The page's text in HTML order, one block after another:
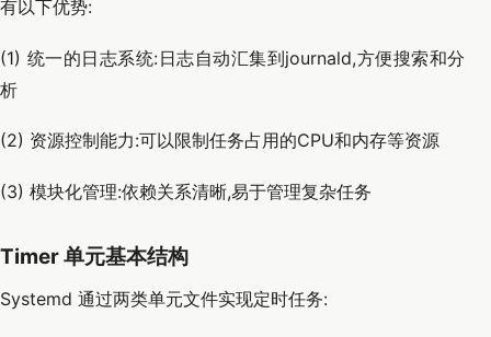
有以下优势:
(1) 统一的日志系统:日志自动汇集到journald,方便搜索和分
析
(2) 资源控制能力:可以限制任务占用的CPU和内存等资源
(3) 模块化管理:依赖关系清晰,易于管理复杂任务
Timer 单元基本结构
Systemd 通过两类单元文件实现定时任务: